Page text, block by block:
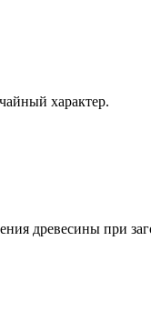
характер.
древесины при